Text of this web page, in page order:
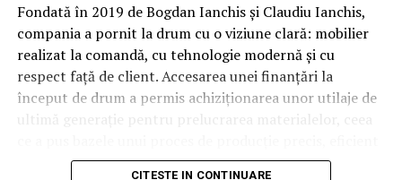
Fondată în 2019 de Bogdan Ianchis și Claudiu Ianchis,
compania a pornit la drum cu o viziune clară: mobilier
realizat la comandă, cu tehnologie modernă și cu
respect față de client. Accesarea unei finanțări la
început de drum a permis achiziționarea unor utilaje de
ultimă generație pentru prelucrarea materialelor, ceea
și profesionist.
CITESTE IN CONTINUARE